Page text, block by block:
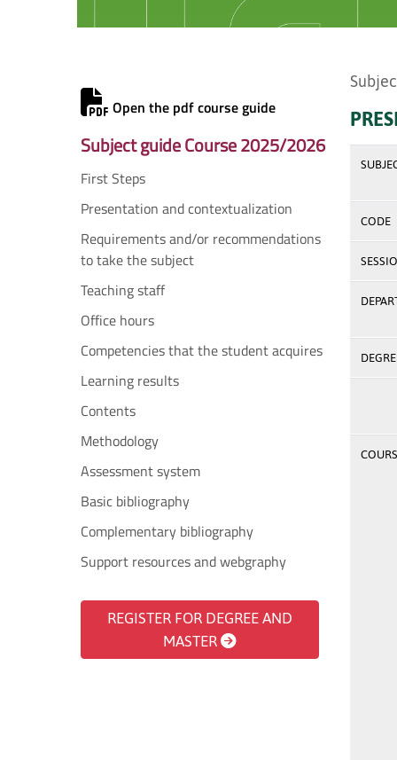
Open the pdf course guide
Subject guide Course 2025/2026
First Steps
Presentation and contextualization
Requirements and/or recommendations
to take the subject
Teaching staff
Office hours
Competencies that the student acquires
Learning results
Contents
Methodology
Assessment system
Basic bibliography
Complementary bibliography
Support resources and webgraphy
REGISTER FOR DEGREE AND
MASTER
CODE